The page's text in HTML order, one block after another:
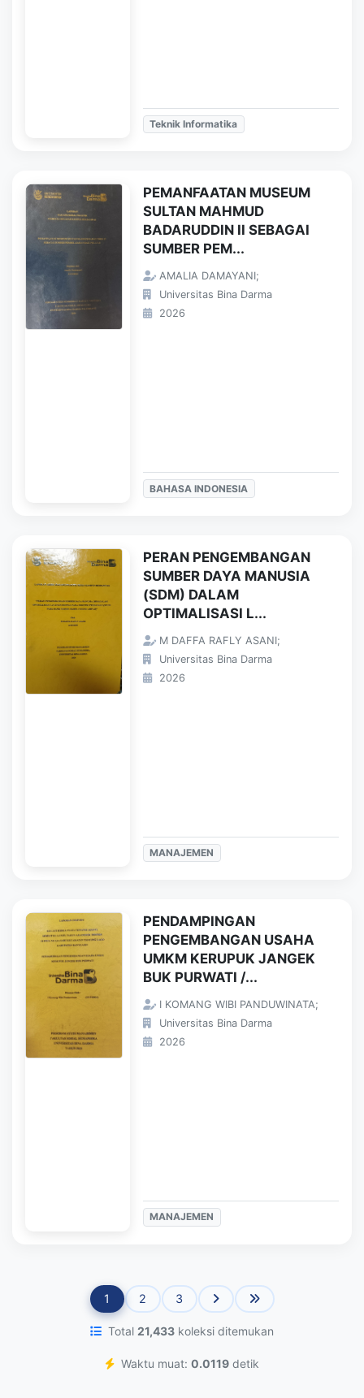
Teknik Informatika
PEMANFAATAN MUSEUM
SULTAN MAHMUD
BADARUDDIN II SEBAGAI
SUMBER PEM...
AMALIA DAMAYANI;
Universitas Bina Darma
2026
BAHASA INDONESIA
PERAN PENGEMBANGAN
SUMBER DAYA MANUSIA
(SDM) DALAM
OPTIMALISASI L...
M DAFFA RAFLY ASANI;
Universitas Bina Darma
2026
MANAJEMEN
PENDAMPINGAN
PENGEMBANGAN USAHA
UMKM KERUPUK JANGEK
BUK PURWATI /...
I KOMANG WIBI PANDUWINATA;
Universitas Bina Darma
2026
MANAJEMEN
1 2 3
Total 21,433 koleksi ditemukan
Waktu muat: 0.0119 detik